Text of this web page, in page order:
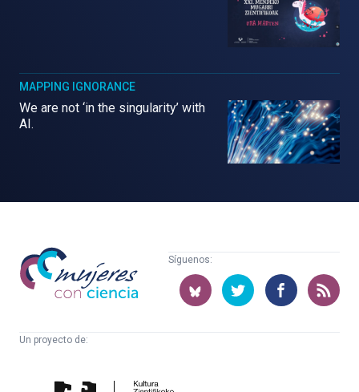
MAPPING IGNORANCE
We are not ‘in the singularity’ with
AI.
Mujeres
con
ciencia
Síguenos:
Un proyecto de: